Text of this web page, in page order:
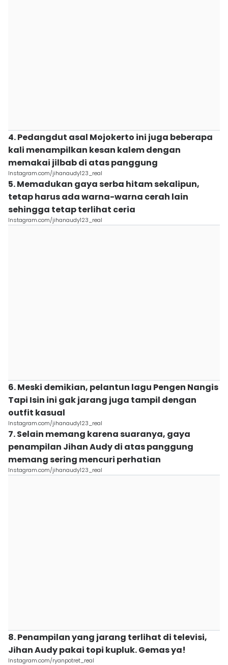
4. Pedangdut asal Mojokerto ini juga beberapa
kali menampilkan kesan kalem dengan
memakai jilbab di atas panggung
Instagram.com/jihanaudy123_real
5. Memadukan gaya serba hitam sekalipun,
tetap harus ada warna-warna cerah lain
sehingga tetap terlihat ceria
Instagram.com/jihanaudy123_real
6. Meski demikian, pelantun lagu Pengen Nangis
Tapi Isin ini gak jarang juga tampil dengan
outfit kasual
Instagram.com/jihanaudy123_real
7. Selain memang karena suaranya, gaya
penampilan Jihan Audy di atas panggung
memang sering mencuri perhatian
Instagram.com/jihanaudy123_real
8. Penampilan yang jarang terlihat di televisi,
Jihan Audy pakai topi kupluk. Gemas ya!
Instagram.com/ryanpotret_real